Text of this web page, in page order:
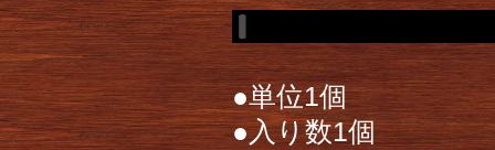
●単位1個
●入り数1個